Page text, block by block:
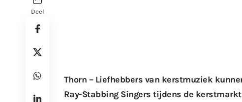
Deel
Thorn – Liefhebbers van kerstmuziek
Ray-Stabbing Singers tijdens de